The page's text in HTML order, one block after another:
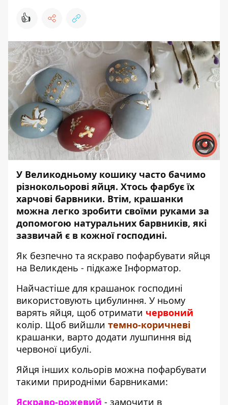
👍
У Великодньому кошику часто бачимо
різнокольорові яйця. Хтось фарбує їх
харчові барвники. Втім, крашанки
можна легко зробити своїми руками за
допомогою натуральних барвників, які
зазвичай є в кожної господині.
Як безпечно та яскраво пофарбувати яйця
на Великдень - підкаже Інформатор.
Найчастіше для крашанок господині
використовують цибулиння. У ньому
варять яйця, щоб отримати червоний
колір. Щоб вийшли темно-коричневі
крашанки, варто додати лушпиння від
червоної цибулі.
Яйця інших кольорів можна пофарбувати
такими природніми барвниками:
Яскраво-рожевий - замочити в